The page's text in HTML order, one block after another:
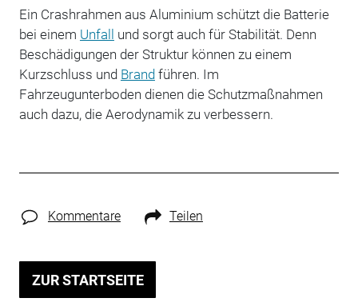
Ein Crashrahmen aus Aluminium schützt die Batterie
bei einem Unfall und sorgt auch für Stabilität. Denn
Beschädigungen der Struktur können zu einem
Kurzschluss und Brandführen. Im
Fahrzeugunterboden dienen die Schutzmaßnahmen
auch dazu, die Aerodynamik zu verbessern.
Kommentare Teilen
ZUR STARTSEITE